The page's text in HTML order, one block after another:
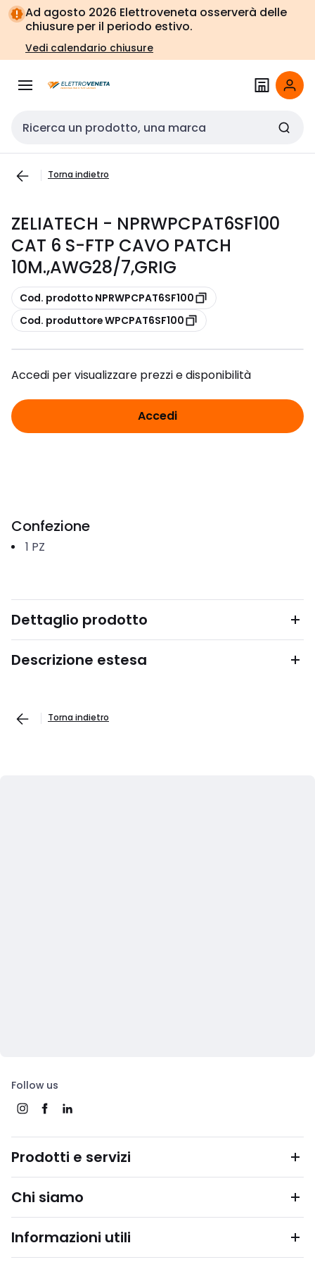
Vai alla
navigazione
Vai
alla
pagina
Ad agosto 2026 Elettroveneta osserverà delle
chiusure per il periodo estivo.
Vedi calendario chiusure
Cerca input
Torna indietro
ZELIATECH - NPRWPCPAT6SF100
CAT 6 S-FTP CAVO PATCH
10M.,AWG28/7,GRIG
copia
Cod. prodotto NPRWPCPAT6SF100
copia
Cod. produttore WPCPAT6SF100
Accedi per visualizzare prezzi e disponibilità
Accedi
Confezione
1 PZ
Dettaglio prodotto
Descrizione estesa
Torna indietro
Follow us
Prodotti e servizi
Chi siamo
Informazioni utili